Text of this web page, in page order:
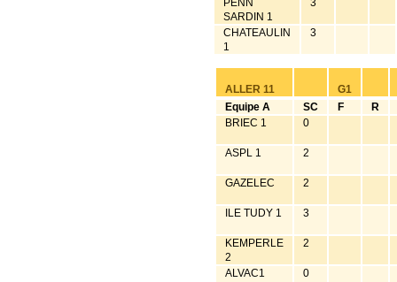
PENN
SARDIN 1
3
CHATEAULIN
1
3
ALLER 11
G1
Equipe A
SC F
R
BRIEC 1
0
ASPL 1 2
GAZELEC 2
ILE TUDY 1 3
KEMPERLE
2
2
ALVAC1 0